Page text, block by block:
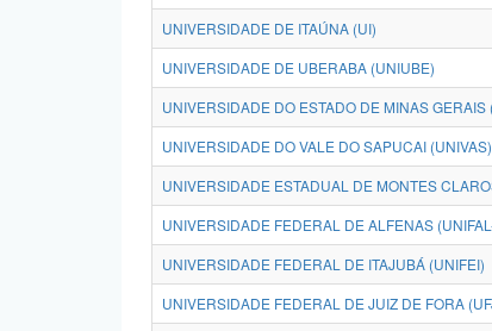
UNIVERSIDADE DE ITAÚNA (UI)
UNIVERSIDADE DE UBERABA (UNIUBE)
UNIVERSIDADE DO ESTADO DE MINAS GERAIS
UNIVERSIDADE DO VALE DO SAPUCAI (UNIVAS)
UNIVERSIDADE ESTADUAL DE MONTES
UNIVERSIDADE FEDERAL DE ALFENAS
UNIVERSIDADE FEDERAL DE ITAJUBÁ (UNIFEI)
UNIVERSIDADE FEDERAL DE JUIZ DE FORA